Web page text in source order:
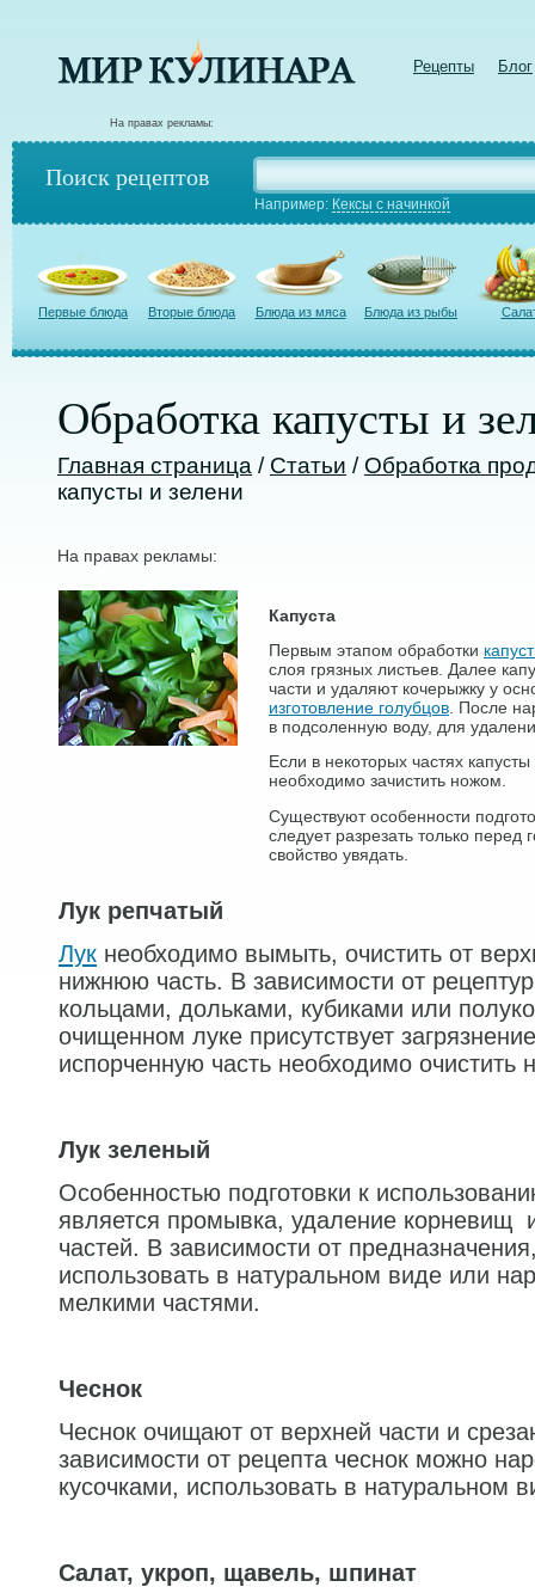
Рецепты Блог
На правах рекламы:
Поиск рецептов
Например: Кексы с начинкой
Первые блюда Вторые блюда Блюда из мяса Блюда из рыбы
Обработка капусты и
Главная страница / Статьи / Обработка
капусты и зелени
На правах рекламы:
Капуста
Первым этапом обработки
слоя грязных листьев. Далее
части и удаляют кочерыжку у
изготовление голубцов . После
в подсоленную воду, для
Если в некоторых частях
необходимо зачистить ножом.
Существуют особенности
следует разрезать только перед
свойство увядать.
Лук репчатый
Лук необходимо вымыть, очистить от
нижнюю часть. В зависимости от
кольцами, дольками, кубиками или
очищенном луке присутствует
испорченную часть необходимо очистить
Лук зеленый
Особенностью подготовки к
является промывка, удаление корневищ
частей. В зависимости от
использовать в натуральном виде или
мелкими частями.
Чеснок
Чеснок очищают от верхней части и
зависимости от рецепта чеснок можно
кусочками, использовать в натуральном
Салат, укроп, щавель, шпинат